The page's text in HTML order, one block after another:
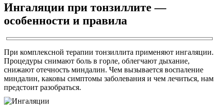
Ингаляции при тонзиллите —
особенности и правила
При комплексной терапии тонзиллита применяют ингаляции.
Процедуры снимают боль в горле, облегчают дыхание,
снижают отечность миндалин. Чем вызывается воспаление
миндалин, каковы симптомы заболевания и чем лечиться, нам
предстоит разобраться.